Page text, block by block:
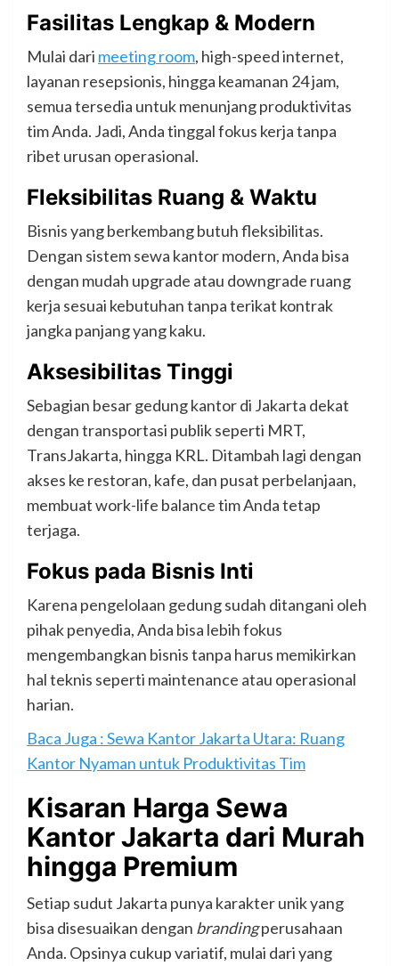
Fasilitas Lengkap & Modern
Mulai dari meeting room, high-speed internet,
layanan resepsionis, hingga keamanan 24 jam,
semua tersedia untuk menunjang produktivitas
tim Anda. Jadi, Anda tinggal fokus kerja tanpa
ribet urusan operasional.
Fleksibilitas Ruang & Waktu
Bisnis yang berkembang butuh fleksibilitas.
Dengan sistem sewa kantor modern, Anda bisa
dengan mudah upgrade atau downgrade ruang
kerja sesuai kebutuhan tanpa terikat kontrak
jangka panjang yang kaku.
Aksesibilitas Tinggi
Sebagian besar gedung kantor di Jakarta dekat
dengan transportasi publik seperti MRT,
TransJakarta, hingga KRL. Ditambah lagi dengan
akses ke restoran, kafe, dan pusat perbelanjaan,
membuat work-life balance tim Anda tetap
terjaga.
Fokus pada Bisnis Inti
Karena pengelolaan gedung sudah ditangani oleh
pihak penyedia, Anda bisa lebih fokus
mengembangkan bisnis tanpa harus memikirkan
hal teknis seperti maintenance atau operasional
harian.
Baca Juga : Sewa Kantor Jakarta Utara: Ruang
Kantor Nyaman untuk Produktivitas Tim
Kisaran Harga Sewa
Kantor Jakarta dari Murah
hingga Premium
Setiap sudut Jakarta punya karakter unik yang
bisa disesuaikan dengan brandingperusahaan
Anda. Opsinya cukup variatif, mulai dari yang